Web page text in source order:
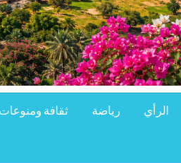
الرأي رياضة ثقافة ومنوعات